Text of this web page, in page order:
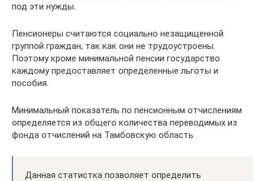
под эти нужды.
Пенсионеры считаются социально незащищенной
группой граждан, так как они не трудоустроены.
Поэтому кроме минимальной пенсии государство
каждому предоставляет определенные льготы и
пособия.
Минимальный показатель по пенсионным отчислениям
определяется из общего количества переводимых из
фонда отчислений на Тамбовскую область.
Данная статистка позволяет определить